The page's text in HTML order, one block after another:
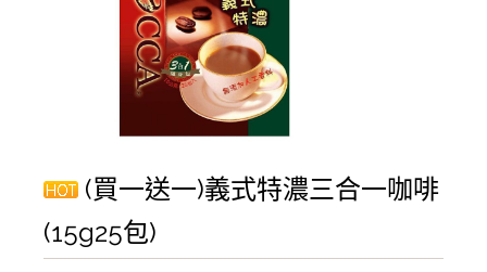
(買一送一)義式特濃三合一咖啡
(15g25包)